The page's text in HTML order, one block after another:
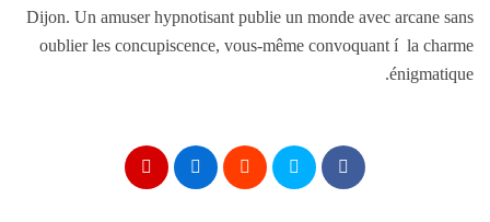
Dijon. Un amuser hypnotisant publie un monde avec arcane sans
oublier les concupiscence, vous-même convoquant í la charme
énigmatique.